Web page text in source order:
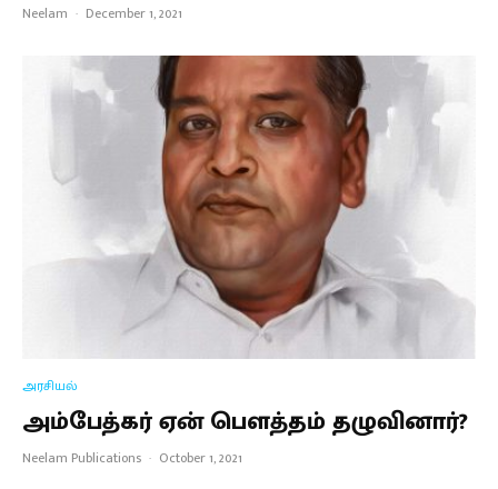
Neelam · December 1, 2021
அரசியல்
அம்பேத்கர் ஏன் பௌத்தம் தழுவினார்?
Neelam Publications · October 1, 2021